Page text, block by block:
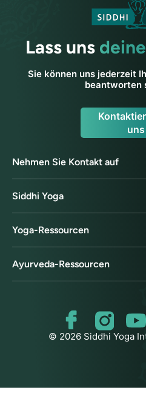
Lass uns
Sie können uns jederzeit
beantworten
uns
Nehmen Sie Kontakt auf
Siddhi Yoga
Yoga-Ressourcen
Ayurveda-Ressourcen
© 2026 Siddhi Yoga